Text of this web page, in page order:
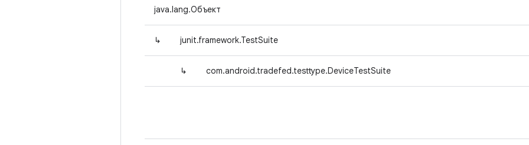
java.lang.Объект
↳ junit.framework.TestSuite
↳ com.android.tradefed.testtype.DeviceTestSuite